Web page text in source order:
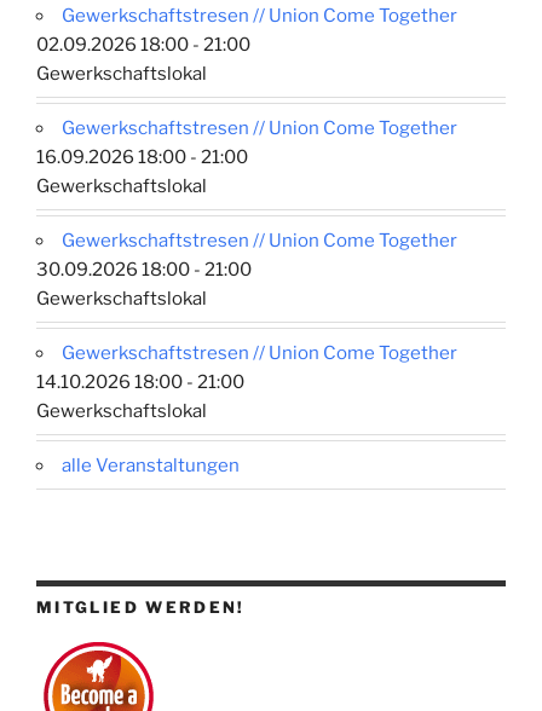
Gewerkschaftstresen // Union Come Together
02.09.2026 18:00 - 21:00
Gewerkschaftslokal
Gewerkschaftstresen // Union Come Together
16.09.2026 18:00 - 21:00
Gewerkschaftslokal
Gewerkschaftstresen // Union Come Together
30.09.2026 18:00 - 21:00
Gewerkschaftslokal
Gewerkschaftstresen // Union Come Together
14.10.2026 18:00 - 21:00
Gewerkschaftslokal
alle Veranstaltungen
MITGLIED WERDEN!